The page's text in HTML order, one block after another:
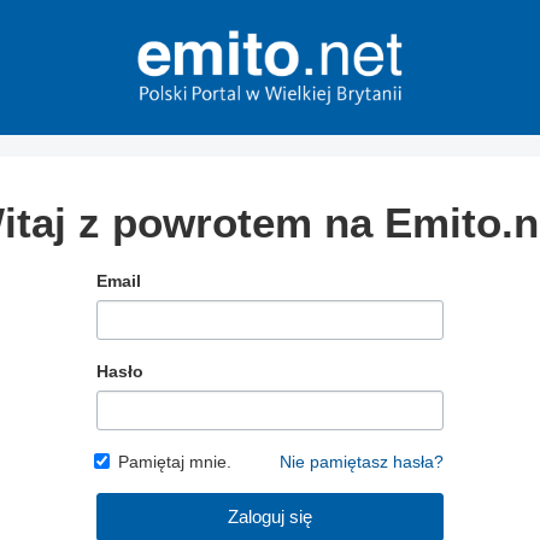
z powrotem na
Email
Hasło
Pamiętaj mnie. Nie pamiętasz hasła?
Zaloguj się